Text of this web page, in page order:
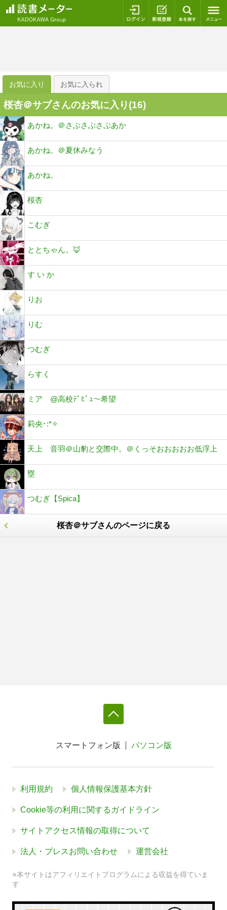
ログイン 新規登録
お気に入り お気に入られ
桜杏＠サブさんのお気に入り(16)
あかね。＠さぶさぶさぶあか
あかね。＠夏休みなう
あかね。
桜杏
こむぎ
ととちゃん。🦊
す い か
りお
りむ
つむぎ
らすく
ミア @高校ﾃﾞﾋﾞｭ～希望
莉央･:*✧
天上 音羽＠山豹と交際中。＠くっそおおおおお低浮上
塁
つむぎ【Spica】
桜杏＠サブさんのページに戻る
スマートフォン版 パソコン版
利用規約 個人情報保護基本方針
Cookie等の利用に関するガイドライン
サイトアクセス情報の取得について
法人・プレスお問い合わせ 運営会社
※本サイトはアフィリエイトプログラムによる収益を得ていま
す